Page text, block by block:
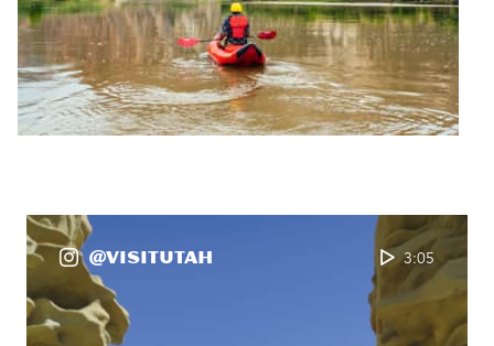
@VisitUtah 3:05